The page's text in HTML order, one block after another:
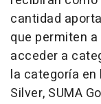
cantidad
que permiten
acceder a
la categoría en
Silver, SUMA